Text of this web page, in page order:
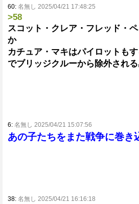
60: 名無し 2025/04/21 17:48:25
>58
スコット・クレア・フレッド・
か
カチュア・マキはパイロットも
でブリッジクルーから除外され
6: 名無し 2025/04/21 15:07:56
あの子たちをまた戦争に巻き
38: 名無し 2025/04/21 16:16:18